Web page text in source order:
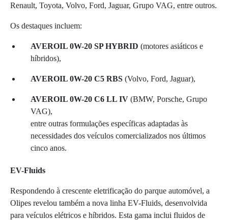
Renault, Toyota, Volvo, Ford, Jaguar, Grupo VAG, entre outros.
Os destaques incluem:
AVEROIL 0W-20 SP HYBRID (motores asiáticos e
híbridos),
AVEROIL 0W-20 C5 RBS (Volvo, Ford, Jaguar),
AVEROIL 0W-20 C6 LL IV (BMW, Porsche, Grupo
VAG),
entre outras formulações específicas adaptadas às
necessidades dos veículos comercializados nos últimos
cinco anos.
EV-Fluids
Respondendo à crescente eletrificação do parque automóvel, a
Olipes revelou também a nova linha EV-Fluids, desenvolvida
para veículos elétricos e híbridos. Esta gama inclui fluidos de